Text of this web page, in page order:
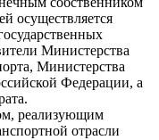
осуществляется
Министерства
Министерства
Федерации, а
реализующим
отрасли